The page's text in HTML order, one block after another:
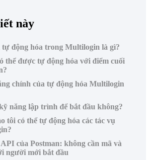
này
tự động hóa trong Multilogin là gì?
thể được tự động hóa với điểm cuối
chính của tự động hóa Multilogin
năng lập trình để bắt đầu không?
tôi có thể tự động hóa các tác vụ
của Postman: không cần mã và
người mới bắt đầu